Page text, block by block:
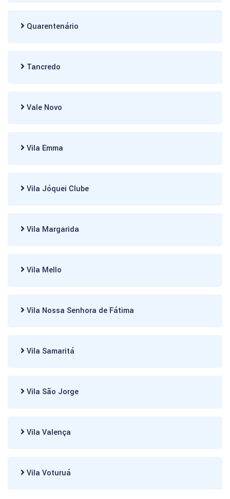
Quarentenário
Tancredo
Vale Novo
Vila Emma
Vila Jóquei Clube
Vila Margarida
Vila Mello
Vila Nossa Senhora de Fátima
Vila Samaritá
Vila São Jorge
Vila Valença
Vila Voturuá